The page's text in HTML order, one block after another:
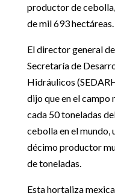
productor de
de mil 693 hectáreas.
El director general
Secretaría de
Hidráulicos
dijo que en el campo
cada 50 toneladas
cebolla en el
décimo productor
de toneladas.
Esta hortaliza